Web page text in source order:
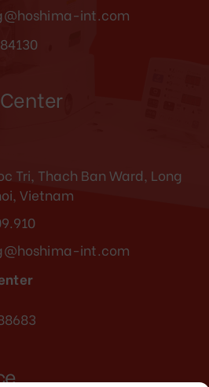
int.com
Tri, Thach Ban Ward, Long
Vietnam
int.com